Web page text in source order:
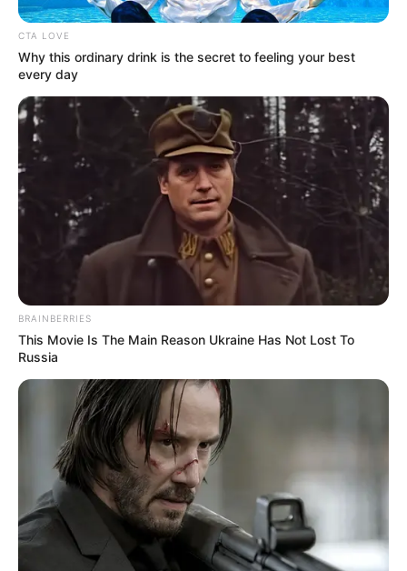
καθηγητή
Την λένε «Κυκλάδες χωρίς πλοίο» και είναι 1
ώρα από Χαλκίδα – Υπερβολή ή όχι;
Θλίψη στην Εύβοια για γυναίκα
Ακολουθήστε το evianews.com στο
Google
News
ΤΑ ΠΙΟ ΔΗΜΟΦΙΛΗ
CTA LOVE
Why this ordinary drink is the secret to feeling your best
every day
BRAINBERRIES
This Movie Is The Main Reason Ukraine Has Not Lost To
Russia